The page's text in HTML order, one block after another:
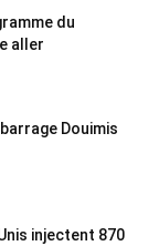
du
aller
Douimis
injectent 870